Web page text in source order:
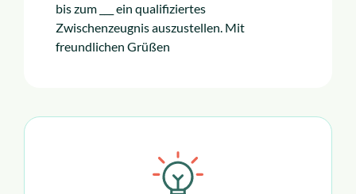
bis zum ___ ein qualifiziertes
Zwischenzeugnis auszustellen. Mit
freundlichen Grüßen